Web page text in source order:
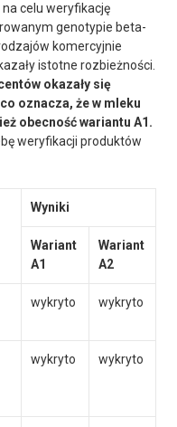
celu weryfikację
genotypie beta-
komercyjnie
istotne rozbieżności.
okazały się
oznacza, że w mleku
obecność wariantu A1.
weryfikacji produktów
Wyniki
Wariant
A1
Wariant
A2
wykryto wykryto
wykryto wykryto